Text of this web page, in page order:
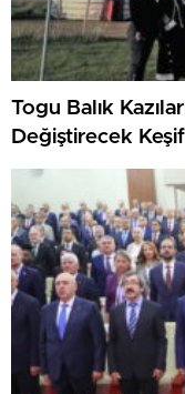
Togu Balık
Değiştirecek Keşif